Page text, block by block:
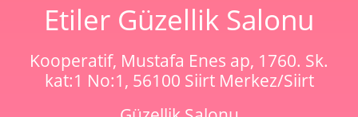
Etiler Güzellik Salonu
Kooperatif, Mustafa Enes ap, 1760. Sk.
kat:1 No:1, 56100 Siirt Merkez/Siirt